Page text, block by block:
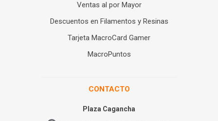
Ventas al por Mayor
Descuentos en Filamentos y Resinas
Tarjeta MacroCard Gamer
MacroPuntos
CONTACTO
Plaza Cagancha